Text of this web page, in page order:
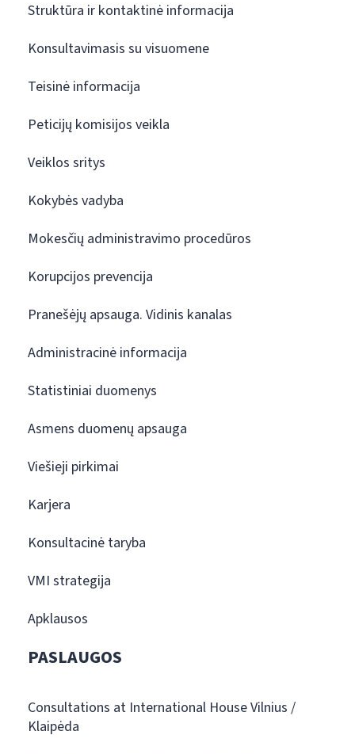
Struktūra ir kontaktinė informacija
Konsultavimasis su visuomene
Teisinė informacija
Peticijų komisijos veikla
Veiklos sritys
Kokybės vadyba
Mokesčių administravimo procedūros
Korupcijos prevencija
Pranešėjų apsauga. Vidinis kanalas
Administracinė informacija
Statistiniai duomenys
Asmens duomenų apsauga
Viešieji pirkimai
Karjera
Konsultacinė taryba
VMI strategija
Apklausos
PASLAUGOS
Consultations at International House Vilnius /
Klaipėda